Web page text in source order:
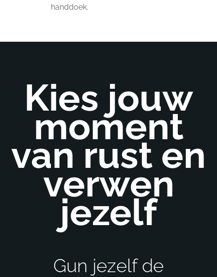
handdoek.
Kies jouw
moment
van rust en
verwen
jezelf
Gun jezelf de